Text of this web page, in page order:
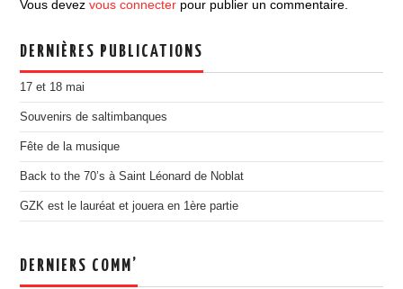
EDITION 2016
EDITION 2015
EDITION 2012
PRESSE
CONTACT
Vous devezvous connecter pour publier un commentaire.
DERNIÈRES PUBLICATIONS
17 et 18 mai
Souvenirs de saltimbanques
Fête de la musique
Back to the 70’s à Saint Léonard de Noblat
GZK est le lauréat et jouera en 1ère partie
DERNIERS COMM’